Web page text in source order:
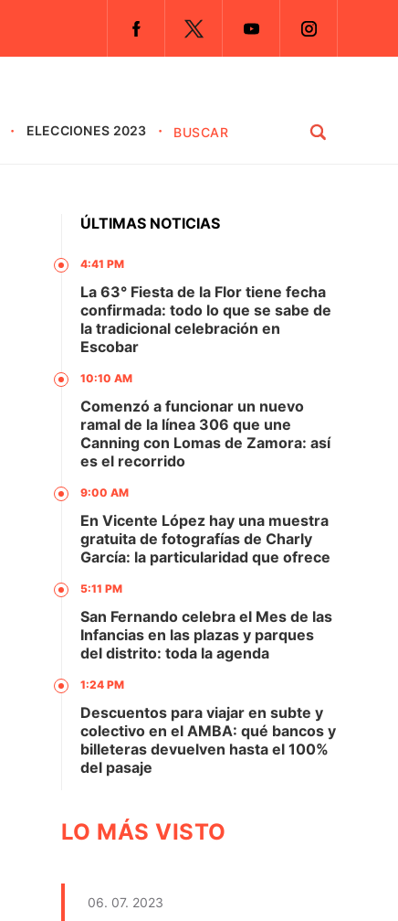
ELECCIONES 2023
ÚLTIMAS NOTICIAS
4:41 PM
La 63° Fiesta de la Flor tiene fecha
confirmada: todo lo que se sabe de
la tradicional celebración en
Escobar
10:10 AM
Comenzó a funcionar un nuevo
ramal de la línea 306 que une
Canning con Lomas de Zamora: así
es el recorrido
9:00 AM
En Vicente López hay una muestra
gratuita de fotografías de Charly
García: la particularidad que ofrece
5:11 PM
San Fernando celebra el Mes de las
Infancias en las plazas y parques
del distrito: toda la agenda
1:24 PM
Descuentos para viajar en subte y
colectivo en el AMBA: qué bancos y
billeteras devuelven hasta el 100%
del pasaje
LO MÁS VISTO
06. 07. 2023